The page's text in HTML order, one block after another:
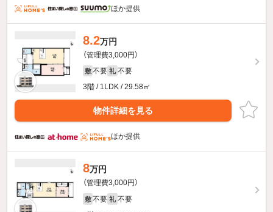
ほか提供
8.2万円
（管理費3,000円）
敷 不要 礼 不要
3階 / 1LDK / 29.58㎡
物件詳細を見る
ほか提供
8万円
（管理費3,000円）
敷 不要 礼 不要